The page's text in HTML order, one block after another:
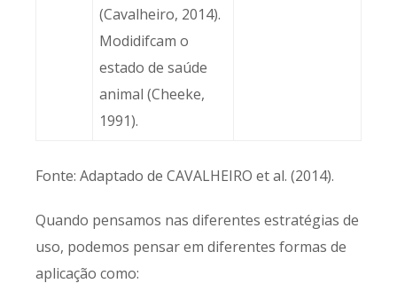
(Cavalheiro, 2014).
Modidifcam o
estado de saúde
animal (Cheeke,
1991).
Fonte: Adaptado de CAVALHEIRO et al. (2014).
Quando pensamos nas diferentes estratégias de
uso, podemos pensar em diferentes formas de
aplicação como: